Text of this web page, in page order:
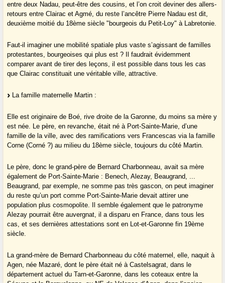
entre deux Nadau, peut-être des cousins, et l’on croit deviner des allers-
retours entre Clairac et Agmé, du reste l’ancêtre Pierre Nadau est dit,
deuxième moitié du 18ème siècle "bourgeois du Petit-Loy" à Labretonie.
Faut-il imaginer une mobilité spatiale plus vaste s’agissant de familles
protestantes, bourgeoises qui plus est ? Il faudrait évidemment
comparer avant de tirer des leçons, il est possible dans tous les cas
que Clairac constituait une véritable ville, attractive.
La famille maternelle Martin :
Elle est originaire de Boé, rive droite de la Garonne, du moins sa mère y
est née. Le père, en revanche, était né à Port-Sainte-Marie, d’une
famille de la ville, avec des ramifications vers Francescas via la famille
Corne (Corné ?) au milieu du 18ème siècle, toujours du côté Martin.
Le père, donc le grand-père de Bernard Charbonneau, avait sa mère
également de Port-Sainte-Marie : Benech, Alezay, Beaugrand, ...
Beaugrand, par exemple, ne somme pas très gascon, on peut imaginer
du reste qu’un port comme Port-Sainte-Marie devait attirer une
population plus cosmopolite. Il semble également que le patronyme
Alezay pourrait être auvergnat, il a disparu en France, dans tous les
cas, et ses dernières attestations sont en Lot-et-Garonne fin 19ème
siècle.
La grand-mère de Bernard Charbonneau du côté maternel, elle, naquit à
Agen, née Mazaré, dont le père était né à Castelsagrat, dans le
département actuel du Tarn-et-Garonne, dans les coteaux entre la